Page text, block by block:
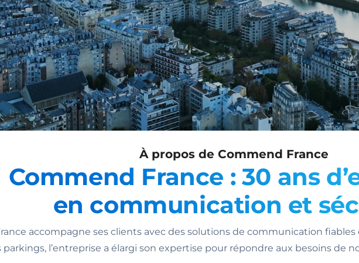
À propos de Commend France
Commend France : 30 ans
en communication et
accompagne ses clients avec des solutions de communication
parkings, l’entreprise a élargi son expertise pour répondre aux besoins de